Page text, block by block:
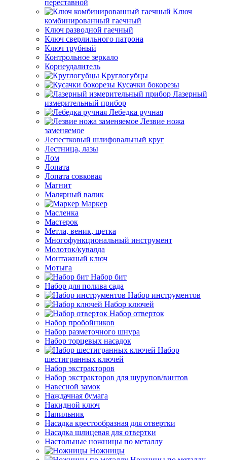
переставной
Ключ
комбинированный гаечный
Ключ разводной гаечный
Ключ сверлильного патрона
Ключ трубный
Контрольное зеркало
Корнеудалитель
Круглогубцы
Кусачки бокорезы
Лазерный
измерительный прибор
Лебедка ручная
Лезвие ножа
заменяемое
Лепестковый шлифовальный круг
Лестница, лазы
Лом
Лопата
Лопата совковая
Магнит
Малярный валик
Маркер
Масленка
Мастерок
Метла, веник, щетка
Многофункциональный инструмент
Молоток/кувалда
Монтажный ключ
Мотыга
Набор бит
Набор для полива сада
Набор инструментов
Набор ключей
Набор отверток
Набор пробойников
Набор разметочного шнура
Набор торцевых насадок
Набор
шестигранных ключей
Набор экстракторов
Набор экстракторов для шурупов/винтов
Навесной замок
Наждачная бумага
Накидной ключ
Напильник
Насадка крестообразная для отвертки
Насадка шлицевая для отвертки
Настольные ножницы по металлу
Ножницы